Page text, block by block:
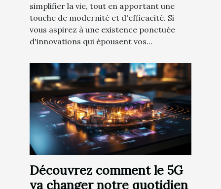
simplifier la vie, tout en apportant une
touche de modernité et d'efficacité. Si
vous aspirez à une existence ponctuée
d'innovations qui épousent vos...
Découvrez comment le 5G
va changer notre quotidien